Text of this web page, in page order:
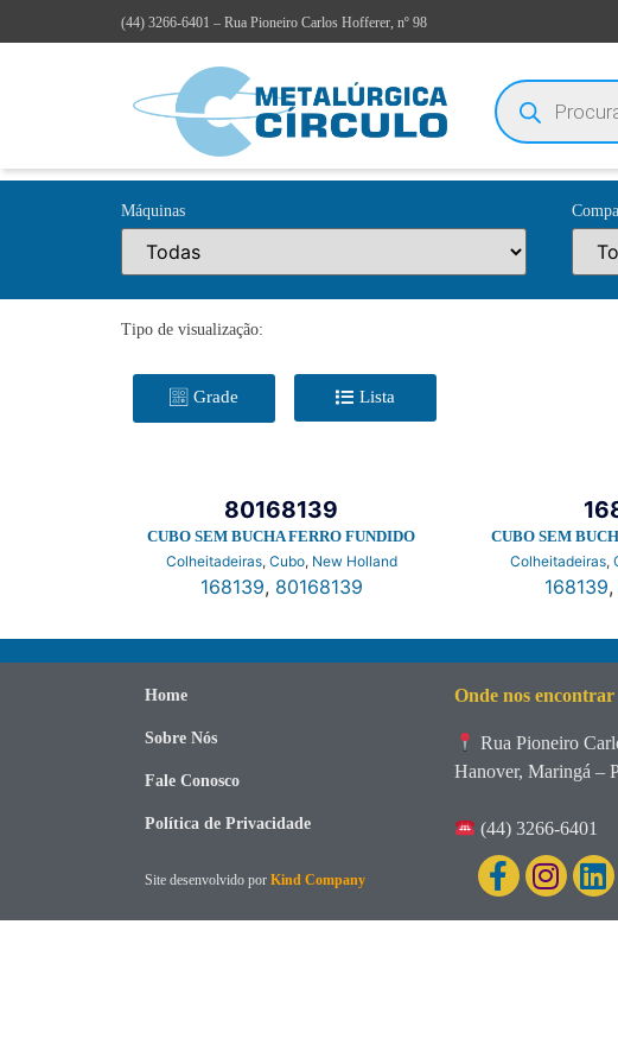
(44) 3266-6401 – Rua Pioneiro Carlos Hofferer, nº 98
Máquinas
Tipo de visualização:
Grade Lista
Colheitadeiras, Cubo, New Holland
CUBO SEM BUCHA FERRO FUNDIDO
80168139
168139, 80168139
Colheitadeiras,
CUBO SEM
168139,
Home
Sobre Nós
Fale Conosco
Política de Privacidade
Site desenvolvido por Kind Company
Onde nos encontrar
Rua Pioneiro
Hanover, Maringá –
(44) 3266-6401